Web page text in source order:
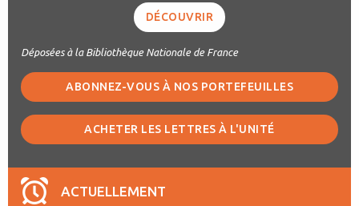
DÉCOUVRIR
Déposées à la Bibliothèque Nationale de France
ABONNEZ-VOUS À NOS PORTEFEUILLES
ACHETER LES LETTRES À L'UNITÉ
ACTUELLEMENT